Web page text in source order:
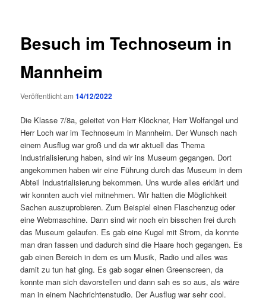
Besuch im Technoseum in
Mannheim
Veröffentlicht am14/12/2022
Die Klasse 7/8a, geleitet von Herr Klöckner, Herr Wolfangel und
Herr Loch war im Technoseum in Mannheim. Der Wunsch nach
einem Ausflug war groß und da wir aktuell das Thema
Industrialisierung haben, sind wir ins Museum gegangen. Dort
angekommen haben wir eine Führung durch das Museum in dem
Abteil Industrialisierung bekommen. Uns wurde alles erklärt und
wir konnten auch viel mitnehmen. Wir hatten die Möglichkeit
Sachen auszuprobieren. Zum Beispiel einen Flaschenzug oder
eine Webmaschine. Dann sind wir noch ein bisschen frei durch
das Museum gelaufen. Es gab eine Kugel mit Strom, da konnte
man dran fassen und dadurch sind die Haare hoch gegangen. Es
gab einen Bereich in dem es um Musik, Radio und alles was
damit zu tun hat ging. Es gab sogar einen Greenscreen, da
konnte man sich davorstellen und dann sah es so aus, als wäre
man in einem Nachrichtenstudio. Der Ausflug war sehr cool.